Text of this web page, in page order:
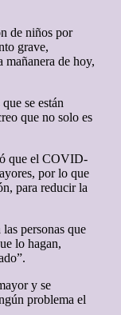
de niños por
grave,
mañanera de hoy,
se están
que no solo es
que el COVID-
por lo que
para reducir la
personas que
lo hagan,
y se
problema el